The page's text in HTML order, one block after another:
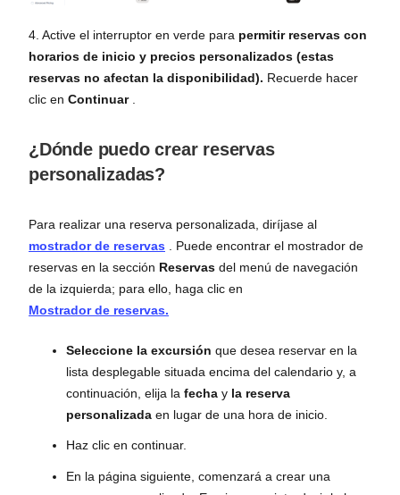
4. Active el interruptor en verde para permitir reservas con
horarios de inicio y precios personalizados (estas
reservas no afectan la disponibilidad). Recuerde hacer
clic en Continuar.
¿Dónde puedo crear reservas
personalizadas?
Para realizar una reserva personalizada, diríjase al
mostrador de reservas . Puede encontrar el mostrador de
reservas en la sección Reservas del menú de navegación
de la izquierda; para ello, haga clic en
Mostrador de reservas.
Seleccione la excursión que desea reservar en la
lista desplegable situada encima del calendario y, a
continuación, elija la fecha y la reserva
personalizada en lugar de una hora de inicio.
Haz clic en continuar.
En la página siguiente, comenzará a crear una